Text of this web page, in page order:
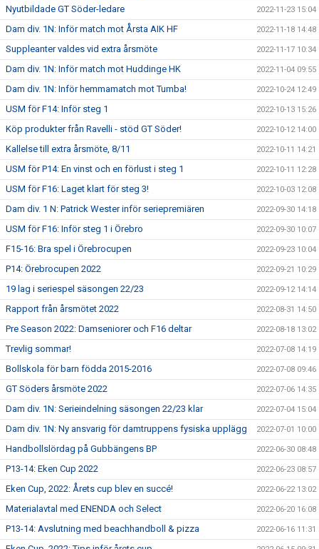
Nyutbildade GT Söder-ledare 2022-11-23 15:04
Dam div. 1N: Inför match mot Årsta AIK HF 2022-11-18 14:48
Suppleanter valdes vid extra årsmöte 2022-11-17 10:34
Dam div. 1N: Inför match mot Huddinge HK 2022-11-04 09:55
Dam div. 1N: Inför hemmamatch mot Tumba! 2022-10-24 12:49
USM för F14: Inför steg 1 2022-10-13 15:26
Köp produkter från Ravelli - stöd GT Söder! 2022-10-12 14:00
Kallelse till extra årsmöte, 8/11 2022-10-11 14:21
USM för P14: En vinst och en förlust i steg 1 2022-10-11 12:28
USM för F16: Laget klart för steg 3! 2022-10-03 12:08
Dam div. 1 N: Patrick Wester inför seriepremiären 2022-09-30 14:18
USM för F16: Inför steg 1 i Örebro 2022-09-30 10:07
F15-16: Bra spel i Örebrocupen 2022-09-23 10:04
P14: Örebrocupen 2022 2022-09-21 10:29
19 lag i seriespel säsongen 22/23 2022-09-12 14:14
Rapport från årsmötet 2022 2022-08-31 14:50
Pre Season 2022: Damseniorer och F16 deltar 2022-08-18 13:02
Trevlig sommar! 2022-07-08 14:19
Bollskola för barn födda 2015-2016 2022-07-08 09:46
GT Söders årsmöte 2022 2022-07-06 14:35
Dam div. 1N: Serieindelning säsongen 22/23 klar 2022-07-04 15:04
Dam div. 1N: Ny ansvarig för damtruppens fysiska upplägg 2022-07-01 10:00
Handbollslördag på Gubbängens BP 2022-06-30 08:48
P13-14: Eken Cup 2022 2022-06-23 08:57
Eken Cup, 2022: Årets cup blev en succé! 2022-06-22 13:02
Materialavtal med ENENDA och Select 2022-06-20 16:08
P13-14: Avslutning med beachhandboll & pizza 2022-06-16 11:31